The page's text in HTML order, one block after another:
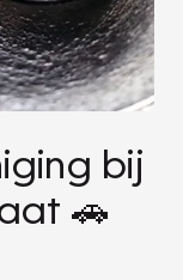
bij
🚗